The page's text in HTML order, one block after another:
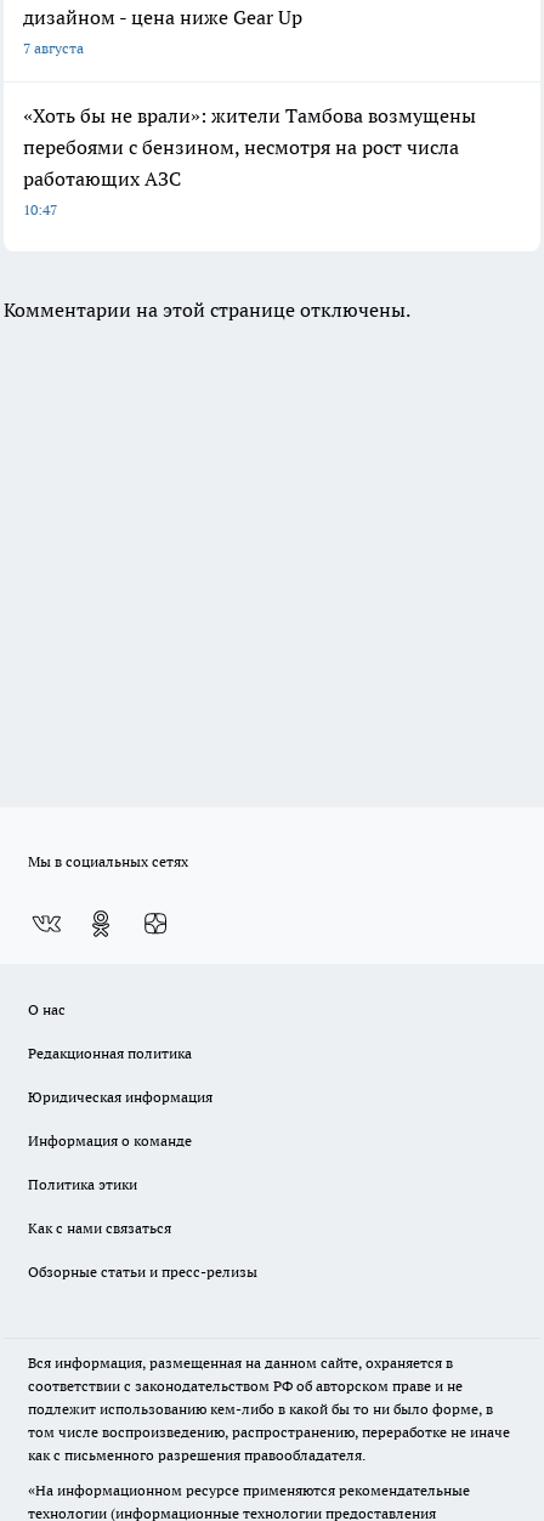
дизайном - цена ниже Gear Up
7 августа
«Хоть бы не врали»: жители Тамбова возмущены
перебоями с бензином, несмотря на рост числа
работающих АЗС
10:47
Комментарии на этой странице отключены.
Мы в социальных сетях
О нас
Редакционная политика
Юридическая информация
Информация о команде
Политика этики
Как с нами связаться
Обзорные статьи и пресс-релизы
Вся информация, размещенная на данном сайте, охраняется в
соответствии с законодательством РФ об авторском праве и не
подлежит использованию кем-либо в какой бы то ни было форме, в
том числе воспроизведению, распространению, переработке не иначе
как с письменного разрешения правообладателя.
«На информационном ресурсе применяются рекомендательные
технологии (информационные технологии предоставления